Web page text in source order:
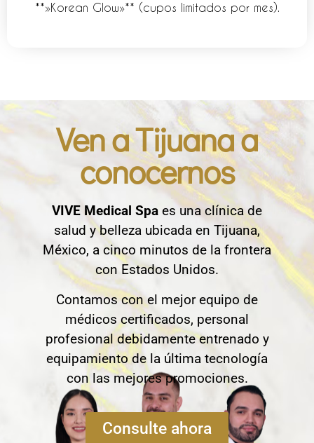
**»Korean Glow»** (cupos limitados por mes).
Ven a Tijuana a
conocernos
VIVE Medical Spa es una clínica de
salud y belleza ubicada en Tijuana,
México, a cinco minutos de la frontera
con Estados Unidos.
Contamos con el mejor equipo de
médicos certificados, personal
profesional debidamente entrenado y
equipamiento de la última tecnología
con las mejores promociones.
Consulte ahora